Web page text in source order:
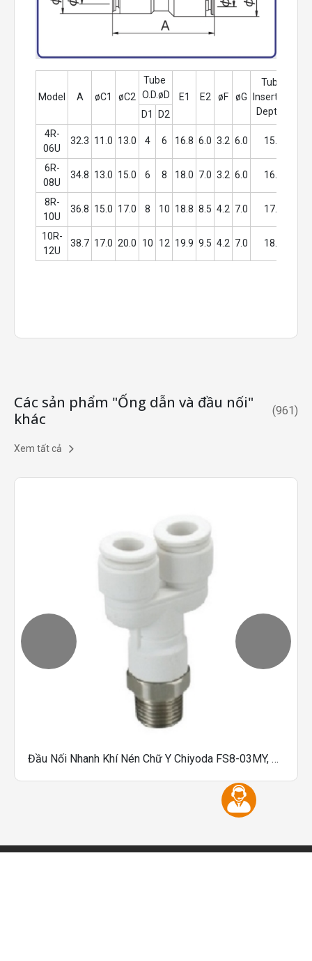
Model A øC1 øC2
Tube
O.D.øD
E1 E2 øF øG
Tube
Insertion
Depth 1
D1
D2
4R-
06U
32.3 11.0 13.0 4 6 16.8 6.0 3.2 6.0 15.0
6R-
08U
34.8 13.0 15.0 6 8 18.0 7.0 3.2 6.0 16.3
8R-
10U
36.8 15.0 17.0 8 10 18.8 8.5 4.2 7.0 17.5
10R-
12U
38.7 17.0 20.0 10 12 19.9 9.5 4.2 7.0 18.3
Các sản phẩm "Ống dẫn và đầu nối"
khác
(961)
Xem tất cả
Đầu Nối Nhanh Khí Nén Chữ Y Chiyoda FS8-03MY, FS8-03MYW, FS10-01MY, FS10-01MYW, FS10-02MY, FS10-02MYW